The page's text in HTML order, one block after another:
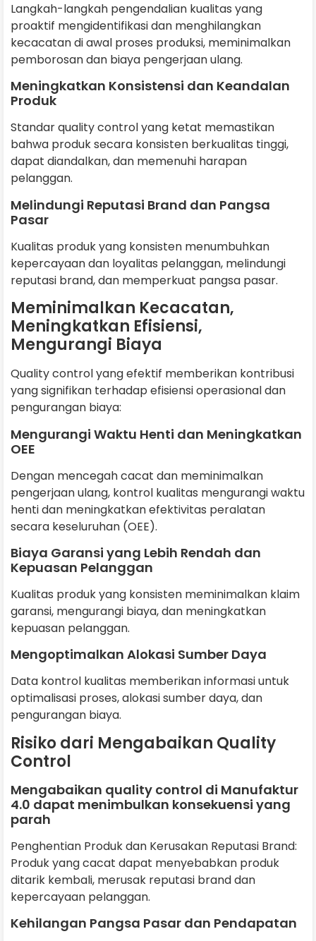
Langkah-langkah pengendalian kualitas yang
proaktif mengidentifikasi dan menghilangkan
kecacatan di awal proses produksi, meminimalkan
pemborosan dan biaya pengerjaan ulang.
Meningkatkan Konsistensi dan Keandalan
Produk
Standar quality control yang ketat memastikan
bahwa produk secara konsisten berkualitas tinggi,
dapat diandalkan, dan memenuhi harapan
pelanggan.
Melindungi Reputasi Brand dan Pangsa
Pasar
Kualitas produk yang konsisten menumbuhkan
kepercayaan dan loyalitas pelanggan, melindungi
reputasi brand, dan memperkuat pangsa pasar.
Meminimalkan Kecacatan,
Meningkatkan Efisiensi,
Mengurangi Biaya
Quality control yang efektif memberikan kontribusi
yang signifikan terhadap efisiensi operasional dan
pengurangan biaya:
Mengurangi Waktu Henti dan Meningkatkan
OEE
Dengan mencegah cacat dan meminimalkan
pengerjaan ulang, kontrol kualitas mengurangi waktu
henti dan meningkatkan efektivitas peralatan
secara keseluruhan (OEE).
Biaya Garansi yang Lebih Rendah dan
Kepuasan Pelanggan
Kualitas produk yang konsisten meminimalkan klaim
garansi, mengurangi biaya, dan meningkatkan
kepuasan pelanggan.
Mengoptimalkan Alokasi Sumber Daya
Data kontrol kualitas memberikan informasi untuk
optimalisasi proses, alokasi sumber daya, dan
pengurangan biaya.
Risiko dari Mengabaikan Quality
Control
Mengabaikan quality control di Manufaktur
4.0 dapat menimbulkan konsekuensi yang
parah
Penghentian Produk dan Kerusakan Reputasi Brand:
Produk yang cacat dapat menyebabkan produk
ditarik kembali, merusak reputasi brand dan
kepercayaan pelanggan.
Kehilangan Pangsa Pasar dan Pendapatan